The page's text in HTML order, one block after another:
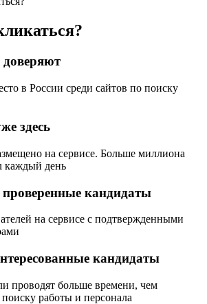
в России среди сайтов по поиску
здесь
на сервисе. Больше миллиона
каждый день
кандидаты
на сервисе с подтвержденными
кандидаты
проводят больше времени, чем
работы и персонала